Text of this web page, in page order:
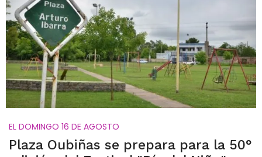
EL DOMINGO 16 DE AGOSTO
Plaza Oubiñas se prepara para la 50°